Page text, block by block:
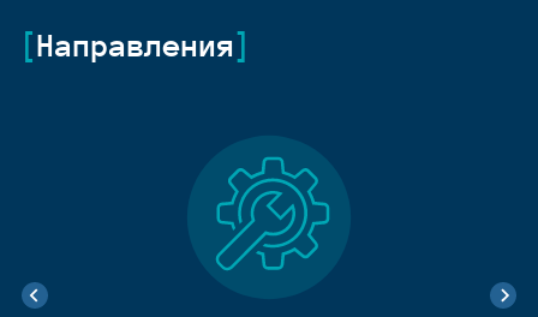
Направления